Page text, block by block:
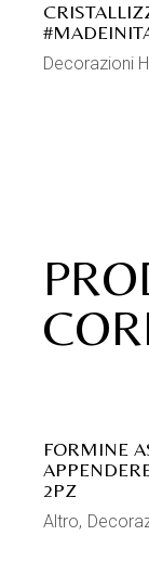
Decorazioni
FORMINE
2PZ
Altro